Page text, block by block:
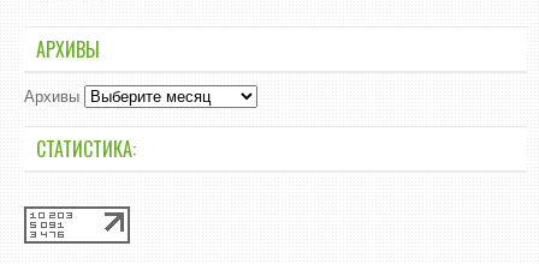
АРХИВЫ
Архивы
СТАТИСТИКА: